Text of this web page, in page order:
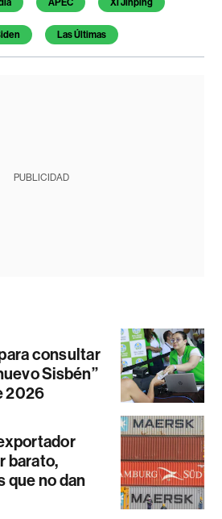
Las Últimas
PUBLICIDAD
consultar
Sisbén”
2026
barato,
que no dan